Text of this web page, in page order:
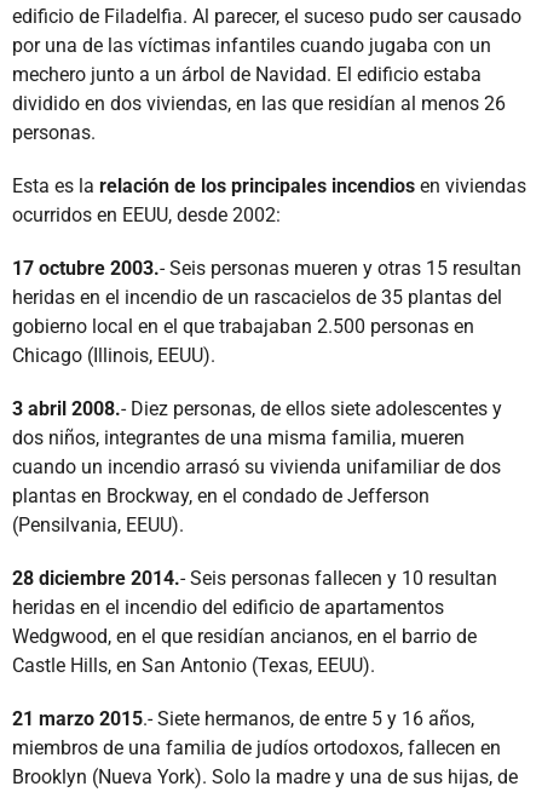
edificio de Filadelfia. Al parecer, el suceso pudo ser causado
por una de las víctimas infantiles cuando jugaba con un
mechero junto a un árbol de Navidad. El edificio estaba
dividido en dos viviendas, en las que residían al menos 26
personas.
Esta es la relación de los principales incendios en viviendas
ocurridos en EEUU, desde 2002:
17 octubre 2003.- Seis personas mueren y otras 15 resultan
heridas en el incendio de un rascacielos de 35 plantas del
gobierno local en el que trabajaban 2.500 personas en
Chicago (Illinois, EEUU).
3 abril 2008.- Diez personas, de ellos siete adolescentes y
dos niños, integrantes de una misma familia, mueren
cuando un incendio arrasó su vivienda unifamiliar de dos
plantas en Brockway, en el condado de Jefferson
(Pensilvania, EEUU).
28 diciembre 2014.- Seis personas fallecen y 10 resultan
heridas en el incendio del edificio de apartamentos
Wedgwood, en el que residían ancianos, en el barrio de
Castle Hills, en San Antonio (Texas, EEUU).
21 marzo 2015.- Siete hermanos, de entre 5 y 16 años,
miembros de una familia de judíos ortodoxos, fallecen en
Brooklyn (Nueva York). Solo la madre y una de sus hijas, de